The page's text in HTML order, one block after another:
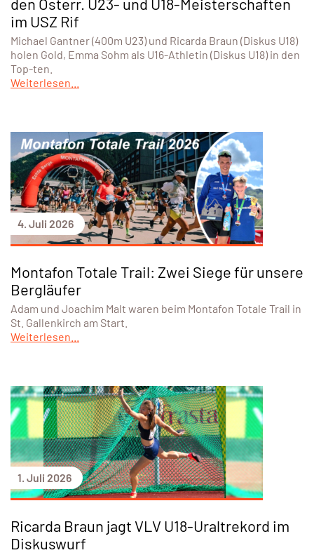
den Österr. U23- und U18-Meisterschaften
im USZ Rif
Michael Gantner (400m U23) und Ricarda Braun (Diskus U18)
holen Gold, Emma Sohm als U16-Athletin (Diskus U18) in den
Top-ten.
Weiterlesen...
4. Juli 2026
Montafon Totale Trail: Zwei Siege für unsere
Bergläufer
Adam und Joachim Malt waren beim Montafon Totale Trail in
St. Gallenkirch am Start.
Weiterlesen...
1. Juli 2026
Ricarda Braun jagt VLV U18-Uraltrekord im
Diskuswurf